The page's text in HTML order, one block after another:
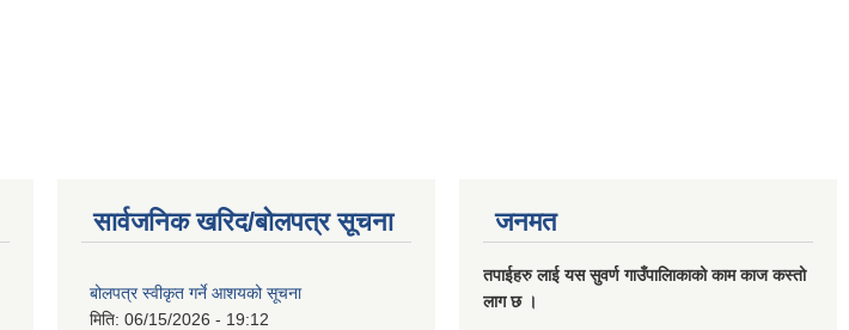
सार्वजनिक खरिद/बोलपत्र सूचना
बोलपत्र स्वीकृत गर्ने आशयको सूचना
मिति: 06/15/2026 - 19:12
जनमत
तपाईहरु लाई यस सुवर्ण गाउँपालिाकाको काम काज कस्तो
लाग छ ।